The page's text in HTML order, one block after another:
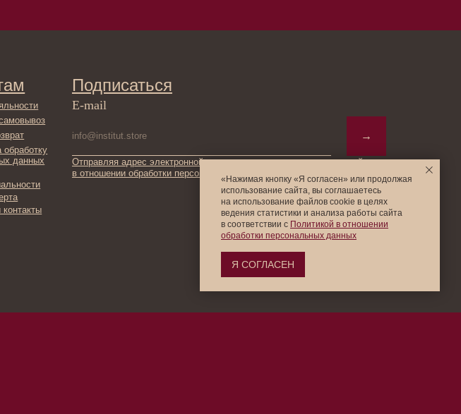
в отношении обработки персональных данных
© 2025 Institute Store
«Нажимая кнопку «Я согласен» или продолжая
использование сайта, вы соглашаетесь
на использование файлов cookie в целях
ведения статистики и анализа работы cайта
в соответствии с Политикой в отношении
обработки персональных данных
Я СОГЛАСЕН